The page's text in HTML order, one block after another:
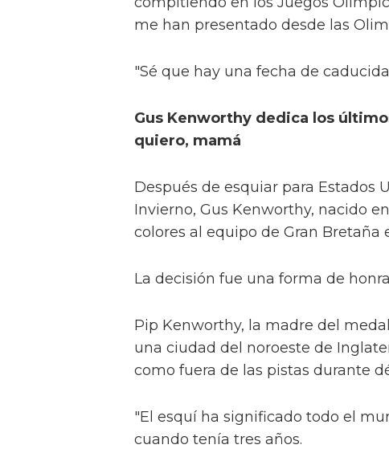
me han presentado desde las
"Sé que hay una fecha de
Gus Kenworthy dedica los
quiero, mamá
Después de esquiar para Estados
Invierno, Gus Kenworthy, nacido
colores al equipo de Gran Bretaña
La decisión fue una forma de
Pip Kenworthy, la madre del
una ciudad del noroeste de
como fuera de las pistas durante
"El esquí ha significado todo el
cuando tenía tres años.